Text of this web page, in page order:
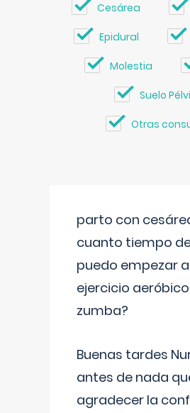
Cesárea
Epidural
Molestia
Suelo
Otras
parto con
cuanto tiempo
puedo empezar
ejercicio
zumba?
Buenas tardes
antes de nada
agradecer la